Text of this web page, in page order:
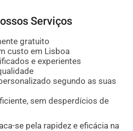
Serviços
gratuito
custo em Lisboa
e experientes
segundo as suas
sem desperdícios de
se pela rapidez e eficácia na